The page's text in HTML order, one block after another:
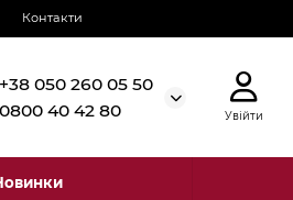
Контакти
+38 050 260 05 50
0800 40 42 80
Увійти